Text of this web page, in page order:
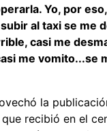
Yo, por
al taxi se me
casi me
me vomito...se
la
recibió en el